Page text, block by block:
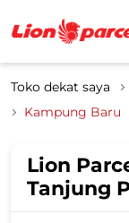
Toko dekat saya
Kampung Baru
Lion
Tanjung